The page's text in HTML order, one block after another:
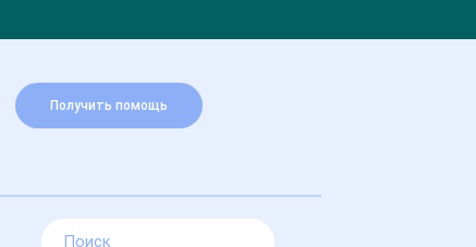
Получить помощь